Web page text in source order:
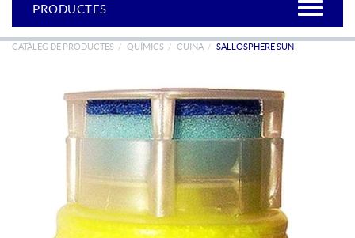
PRODUCTES
CATÀLEG DE PRODUCTES QUÍMICS CUINA SALLOSPHERE SUN